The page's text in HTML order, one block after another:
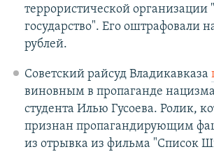
террористической организации
государство". Его оштрафовали
рублей.
Советский райсуд Владикавказа
виновным в пропаганде нацизма
студента Илью Гусоева. Ролик,
признан пропагандирующим
из отрывка из фильма "Список